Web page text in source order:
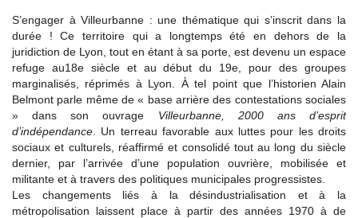
S’engager à Villeurbanne : une thématique qui s’inscrit dans la
durée ! Ce territoire qui a longtemps été en dehors de la
juridiction de Lyon, tout en étant à sa porte, est devenu un espace
refuge au18e siècle et au début du 19e, pour des groupes
marginalisés, réprimés à Lyon. À tel point que l’historien Alain
Belmont parle même de « base arrière des contestations sociales
» dans son ouvrage Villeurbanne, 2000 ans d’esprit
d’indépendance . Un terreau favorable aux luttes pour les droits
sociaux et culturels, réaffirmé et consolidé tout au long du siècle
dernier, par l’arrivée d’une population ouvrière, mobilisée et
militante et à travers des politiques municipales progressistes.
Les changements liés à la désindustrialisation et à la
métropolisation laissent place à partir des années 1970 à de